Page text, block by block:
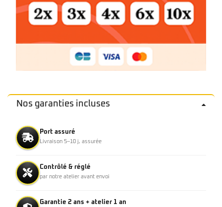
Nos garanties incluses
Port assuré
Livraison 5–10 j, assurée
Contrôlé & réglé
par notre atelier avant envoi
Garantie 2 ans + atelier 1 an